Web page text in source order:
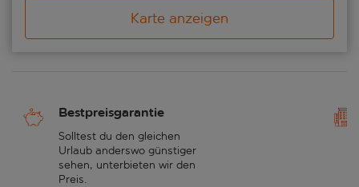
Karte anzeigen
Bestpreisgarantie
Solltest du den gleichen
Urlaub anderswo günstiger
sehen, unterbieten wir den
Preis.